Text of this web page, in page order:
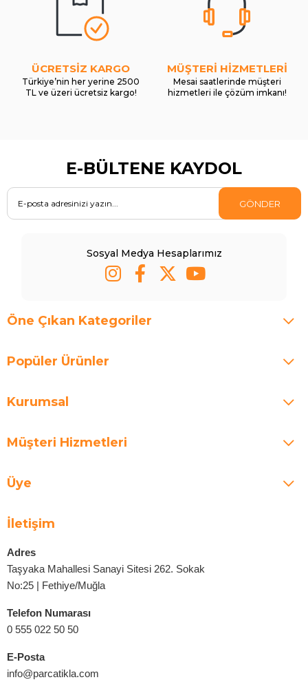
ÜCRETSİZ KARGO
Türkiye’nin her yerine 2500
TL ve üzeri ücretsiz kargo!
MÜŞTERİ HİZMETLERİ
Mesai saatlerinde müşteri
hizmetleri ile çözüm imkanı!
E-BÜLTENE KAYDOL
GÖNDER
Sosyal Medya Hesaplarımız
Öne Çıkan Kategoriler
Popüler Ürünler
Kurumsal
Müşteri Hizmetleri
Üye
İletişim
Adres
Taşyaka Mahallesi Sanayi Sitesi 262. Sokak
No:25 | Fethiye/Muğla
Telefon Numarası
0 555 022 50 50
E-Posta
info@parcatikla.com